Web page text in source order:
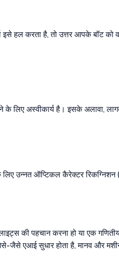
इसे हल करता है, तो उत्तर आपके बॉट को
लिए अस्वीकार्य है। इसके अलावा,
लिए उन्नत ऑप्टिकल कैरेक्टर
की पहचान करना हो या एक
जैसे एआई सुधार होता है, मानव और